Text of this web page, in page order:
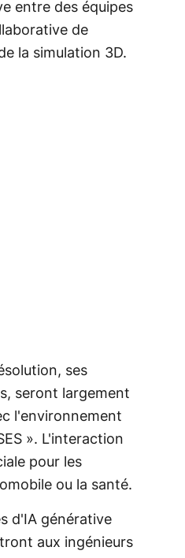
entre des équipes
de
la simulation 3D.
ses
seront largement
l'environnement
». L'interaction
pour les
ou la santé.
d'IA générative
aux ingénieurs